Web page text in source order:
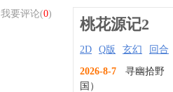
我要评论(0)
桃花源记2
2D Q版 玄幻 回合
2026-8-7 寻幽拾野
国）